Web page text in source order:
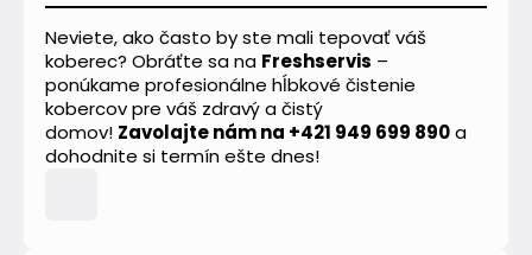
Neviete, ako často by ste mali tepovať váš
koberec? Obráťte sa na Freshservis –
ponúkame profesionálne hĺbkové čistenie
kobercov pre váš zdravý a čistý
domov! Zavolajte nám na +421 949 699 890a
dohodnite si termín ešte dnes!